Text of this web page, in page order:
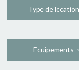
Type de location
Equipements